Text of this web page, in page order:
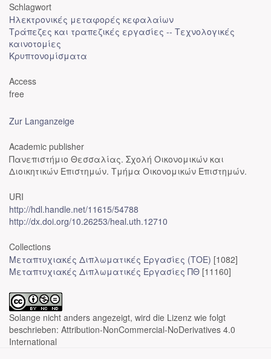
Schlagwort
Ηλεκτρονικές μεταφορές κεφαλαίων
Τράπεζες και τραπεζικές εργασίες -- Τεχνολογικές
καινοτομίες
Κρυπτονομίσματα
Access
free
Zur Langanzeige
Academic publisher
Πανεπιστήμιο Θεσσαλίας. Σχολή Οικονομικών και
Διοικητικών Επιστημών. Τμήμα Οικονομικών Επιστημών.
URI
http://hdl.handle.net/11615/54788
http://dx.doi.org/10.26253/heal.uth.12710
Collections
Μεταπτυχιακές Διπλωματικές Εργασίες (ΤΟΕ) [1082]
Μεταπτυχιακές Διπλωματικές Εργασίες ΠΘ [11160]
Solange nicht anders angezeigt, wird die Lizenz wie folgt
beschrieben: Attribution-NonCommercial-NoDerivatives 4.0
International